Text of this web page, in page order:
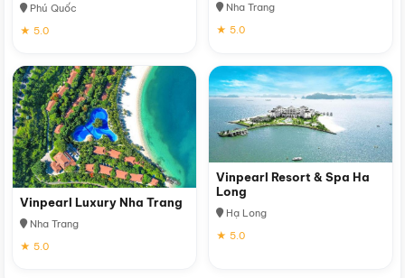
Phú Quốc
★ 5.0
Nha Trang
★ 5.0
Vinpearl Luxury Nha Trang
Nha Trang
★ 5.0
Vinpearl Resort & Spa Ha
Long
Hạ Long
★ 5.0